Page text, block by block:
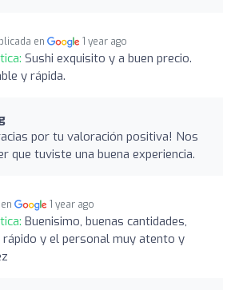
en 1 year ago
Sushi exquisito y a buen precio.
y rápida.
por tu valoración positiva! Nos
que tuviste una buena experiencia.
1 year ago
Buenisimo, buenas cantidades,
y el personal muy atento y